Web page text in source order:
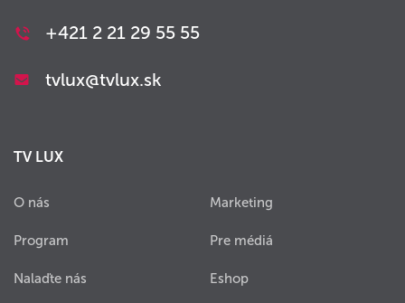
+421 2 21 29 55 55
tvlux@tvlux.sk
TV LUX
O nás
Program
Nalaďte nás
Marketing
Pre médiá
Eshop